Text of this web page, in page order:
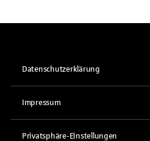
Datenschutzerklärung
Impressum
Privatsphäre-Einstellungen